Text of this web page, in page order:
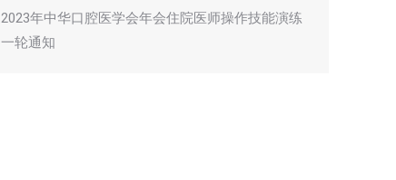
2023年中华口腔医学会年会住院医师操作技能演练
一轮通知